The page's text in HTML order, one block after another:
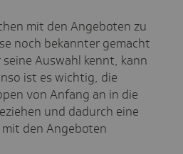
mit den Angeboten zu
noch bekannter gemacht
Auswahl kennt, kann
ist es wichtig, die
von Anfang an in die
und dadurch eine
den Angeboten